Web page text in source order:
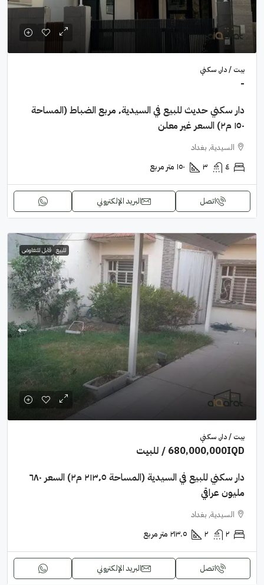
بيت / دار, سكني
-
دار سكني حديث للبيع في السيدية٬ مربع الضباط (المساحة
١٥٠ م٢) السعر غير معلن
السيدية, بغداد
٤ ٣ ١٥٠ متر مربع
اتصل البريد الإلكتروني
للبيع قابل للتفاوض
بيت / دار, سكني
680,000,000IQD / للبيت
دار سكني للبيع في السيدية (المساحة ٢١٣٬٥ م٢) السعر ٦٨٠
مليون عراقي
السيدية, بغداد
٢ ٢ ٢١٣.٥ متر مربع
اتصل البريد الإلكتروني